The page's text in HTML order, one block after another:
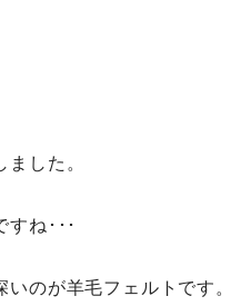
した。
すね･･･
のが羊毛フェルトです。